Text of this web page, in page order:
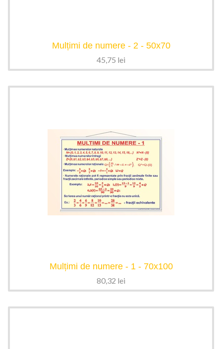
Mulțimi de numere - 2 - 50x70
45,75 lei
Mulțimi de numere - 1 - 70x100
80,32 lei